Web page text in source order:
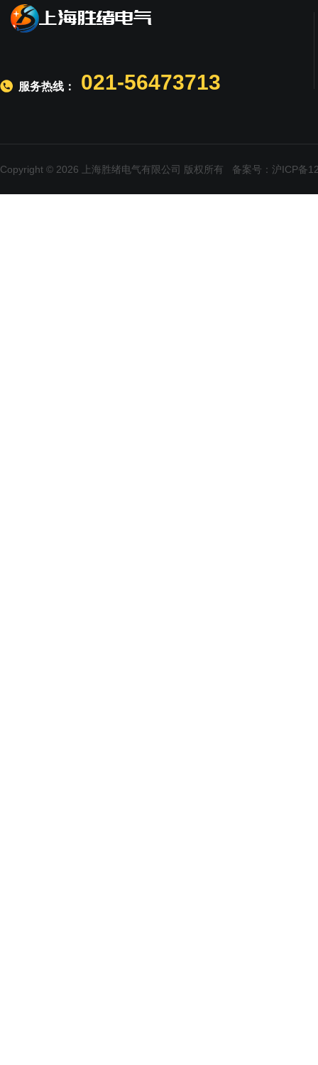
服务热线： 021-56473713
Copyright © 2026 上海胜绪电气有限公司 版权所有 备案号：沪ICP备